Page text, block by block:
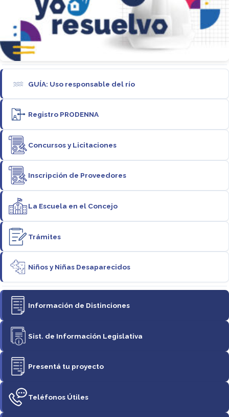
GUÍA: Uso responsable del río
Registro PRODENNA
Concursos y Licitaciones
Inscripción de Proveedores
La Escuela en el Concejo
Trámites
Niños y Niñas Desaparecidos
Información de Distinciones
Sist. de Información Legislativa
Presentá tu proyecto
Teléfonos Útiles